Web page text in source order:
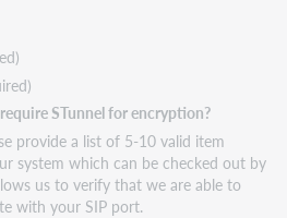
STunnel for encryption?
provide a list of 5-10 valid item
system which can be checked out by
us to verify that we are able to
with your SIP port.